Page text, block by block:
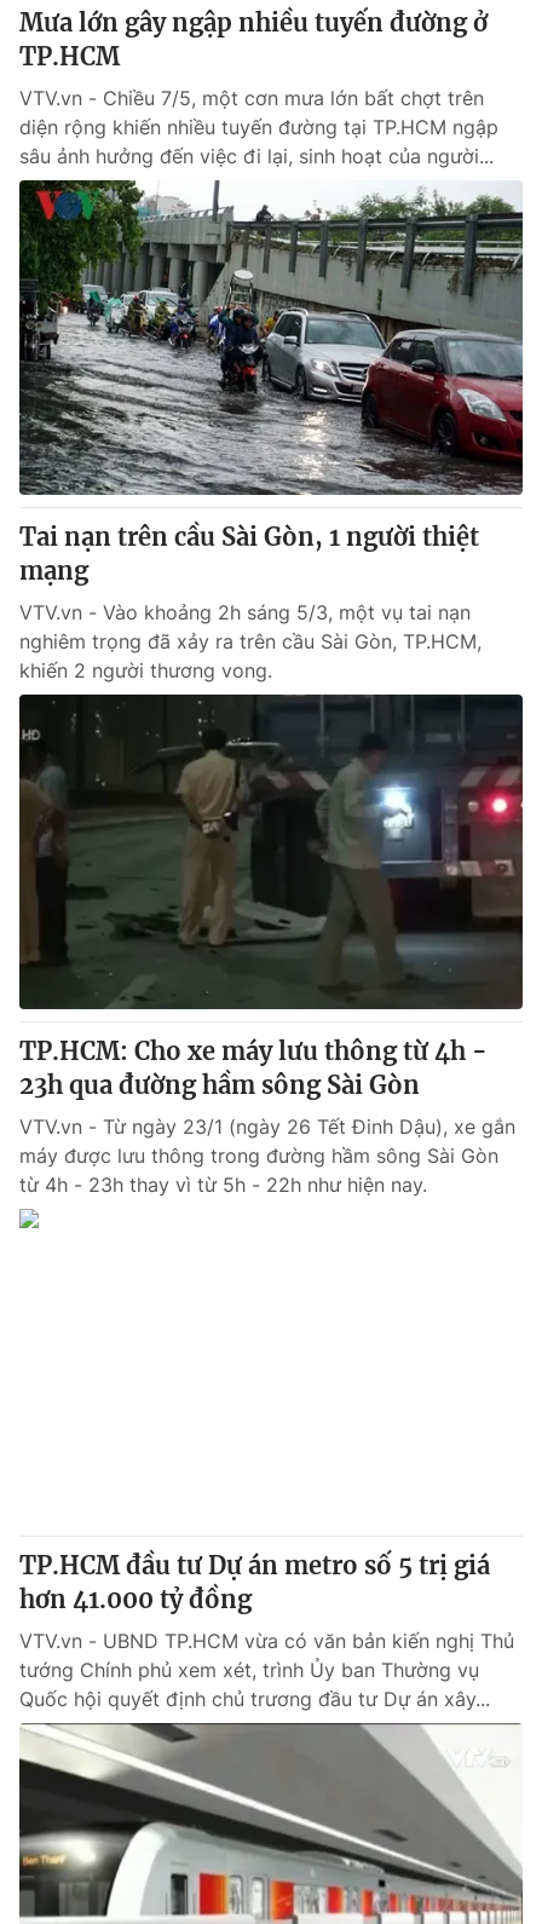
Mưa lớn gây ngập nhiều tuyến đường ở
TP.HCM
VTV.vn - Chiều 7/5, một cơn mưa lớn bất chợt trên
diện rộng khiến nhiều tuyến đường tại TP.HCM ngập
sâu ảnh hưởng đến việc đi lại, sinh hoạt của người...
Tai nạn trên cầu Sài Gòn, 1 người thiệt
mạng
VTV.vn - Vào khoảng 2h sáng 5/3, một vụ tai nạn
nghiêm trọng đã xảy ra trên cầu Sài Gòn, TP.HCM,
khiến 2 người thương vong.
TP.HCM: Cho xe máy lưu thông từ 4h -
23h qua đường hầm sông Sài Gòn
VTV.vn - Từ ngày 23/1 (ngày 26 Tết Đinh Dậu), xe gắn
máy được lưu thông trong đường hầm sông Sài Gòn
từ 4h - 23h thay vì từ 5h - 22h như hiện nay.
TP.HCM đầu tư Dự án metro số 5 trị giá
hơn 41.000 tỷ đồng
VTV.vn - UBND TP.HCM vừa có văn bản kiến nghị Thủ
tướng Chính phủ xem xét, trình Ủy ban Thường vụ
Quốc hội quyết định chủ trương đầu tư Dự án xây...